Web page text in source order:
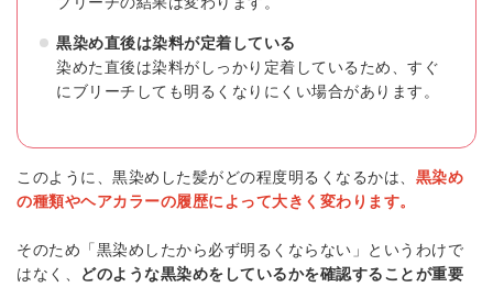
黒染め直後は染料が定着している
染めた直後は染料がしっかり定着しているため、すぐ
にブリーチしても明るくなりにくい場合があります。
このように、黒染めした髪がどの程度明るくなるかは、 黒染め
の種類やヘアカラーの履歴によって大きく変わります。
そのため「黒染めしたから必ず明るくならない」というわけで
はなく、
どのような黒染めをしているかを確認することが重要